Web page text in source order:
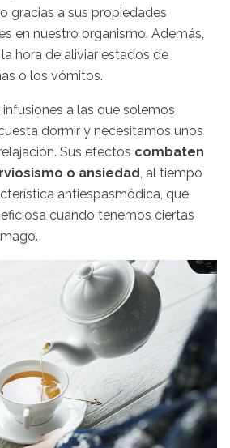
gracias a sus propiedades
en nuestro organismo. Además,
hora de aliviar estados de
o los vómitos.
a las que solemos
dormir y necesitamos unos
Sus efectos combaten
o ansiedad, al tiempo
antiespasmódica, que
cuando tenemos ciertas